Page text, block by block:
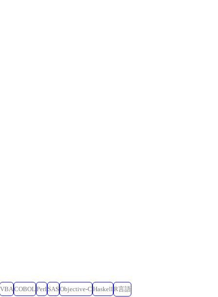
VBA COBOL Perl SASObjective-C Haskell R言語